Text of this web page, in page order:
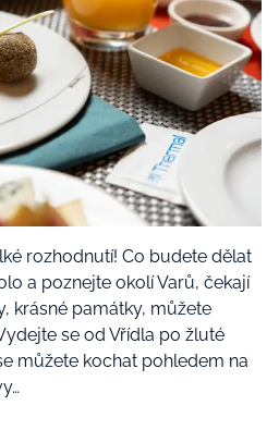
rozhodnutí! Co budete dělat
a poznejte okolí Varů, čekají
krásné památky, můžete
se od Vřídla po žluté
můžete kochat pohledem na